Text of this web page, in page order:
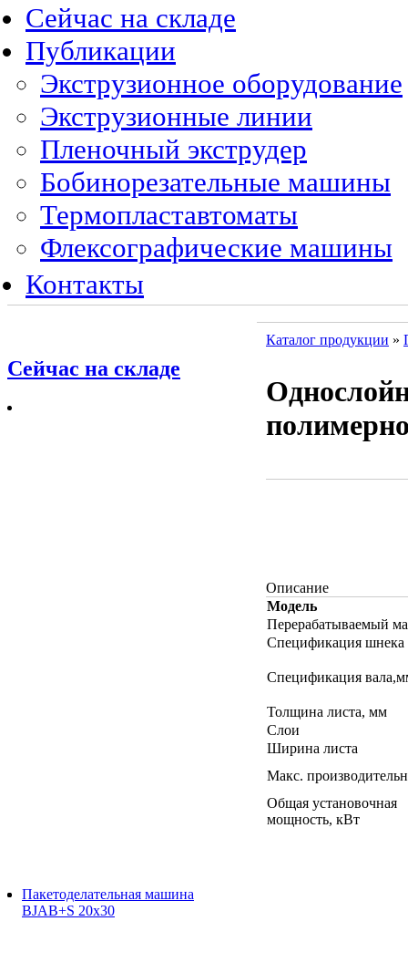
Сейчас на складе
Публикации
Экструзионное оборудование
Экструзионные линии
Пленочный экструдер
Бобинорезательные машины
Термопластавтоматы
Флексографические машины
Контакты
Сейчас на складе
Пакетоделательная машина
BJAB+S 20x30
Каталог продукции »
Описание
Модель
Перерабатываемый
Спецификация шнека
Спецификация
Толщина листа, мм
Слои
Ширина листа
Макс.
Общая установочная
мощность, кВт